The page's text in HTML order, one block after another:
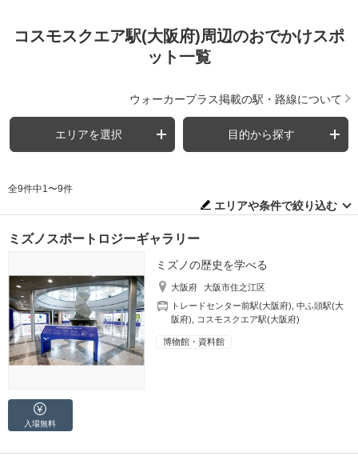
コスモスクエア駅(大阪府)周辺のおでかけスポ
ット一覧
ウォーカープラス掲載の駅・路線について
エリアを選択 目的から探す
全9件中1〜9件
エリアや条件で絞り込む
ミズノスポートロジーギャラリー
ミズノの歴史を学べる
大阪府
大阪市住之江区
トレードセンター前駅(大阪府) ,中ふ頭駅(大
阪府)
コスモスクエア駅(大阪府)
博物館・資料館
入場無料